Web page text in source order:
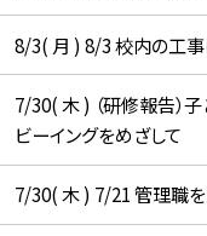
8/3( 月 ) 8/3 校内の工事
7/30( 木 ) （研修報告）
ビーイングをめざして
7/30( 木 ) 7/21 管理職を